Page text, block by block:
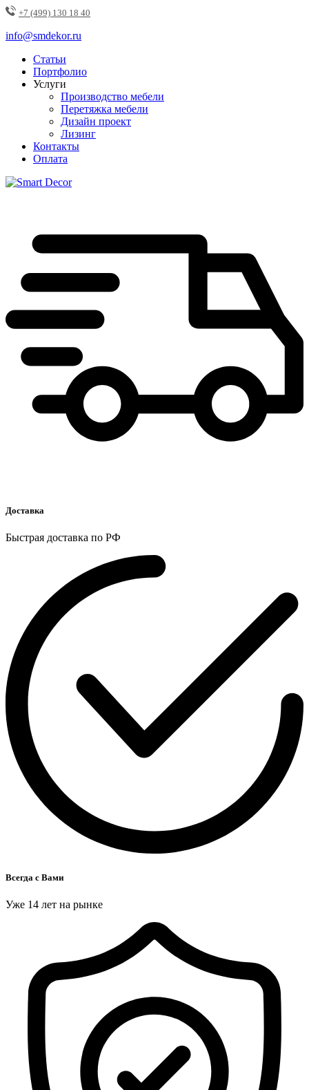
+7 (499) 130 18 40
info@smdekor.ru
Статьи
Портфолио
Услуги
Производство мебели
Перетяжка мебели
Дизайн проект
Лизинг
Контакты
Оплата
Доставка
Быстрая доставка по РФ
Всегда с Вами
Уже 14 лет на рынке